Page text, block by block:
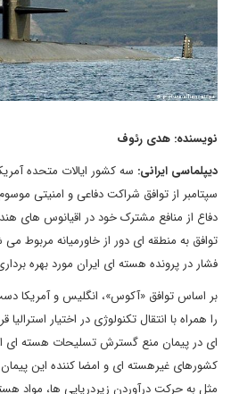
نویسنده: هدی رئوف
دیپلماسی ایرانی:
سپتامبر از توافق شراکت دفاعی و امنیتی
دفاع از منافع مشترک خود در اقیانوس های
توافق به منطقه ای دور از خاورمیانه مربوط
فشار در پرونده هسته ای ایران مورد بهره
بر اساس توافق «آکوس»، انگلیس و آمریکا
را همراه با انتقال تکنولوژی در اختیار
ای در پیمان منع گسترش تسلیحات هسته ای
کشورهای غیرهسته ای و امضا کننده این
مثل به حرکت درآوردن زیردریایی ها، مواد